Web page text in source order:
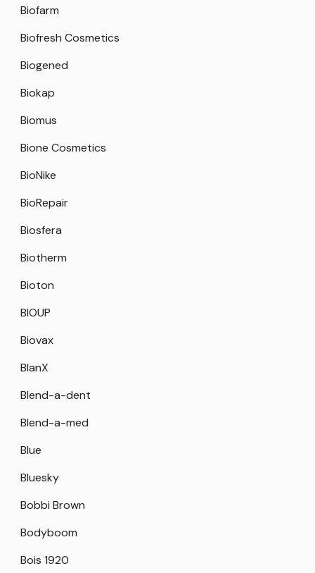
Biofarm
Biofresh Cosmetics
Biogened
Biokap
Biomus
Bione Cosmetics
BioNike
BioRepair
Biosfera
Biotherm
Bioton
BIOUP
Biovax
BlanX
Blend-a-dent
Blend-a-med
Blue
Bluesky
Bobbi Brown
Bodyboom
Bois 1920